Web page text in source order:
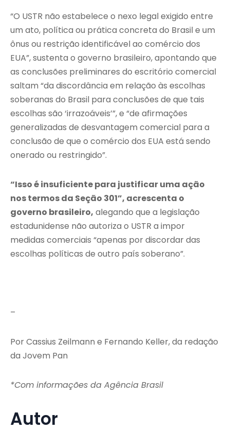
“O USTR não estabelece o nexo legal exigido entre
um ato, política ou prática concreta do Brasil e um
ônus ou restrição identificável ao comércio dos
EUA”, sustenta o governo brasileiro, apontando que
as conclusões preliminares do escritório comercial
saltam “da discordância em relação às escolhas
soberanas do Brasil para conclusões de que tais
escolhas são ‘irrazoáveis’”, e “de afirmações
generalizadas de desvantagem comercial para a
conclusão de que o comércio dos EUA está sendo
onerado ou restringido”.
“Isso é insuficiente para justificar uma ação
nos termos da Seção 301”, acrescenta o
governo brasileiro, alegando que a legislação
estadunidense não autoriza o USTR a impor
medidas comerciais “apenas por discordar das
escolhas políticas de outro país soberano”.
–
Por Cassius Zeilmann e Fernando Keller, da redação
da Jovem Pan
*Com informações da Agência Brasil
Autor